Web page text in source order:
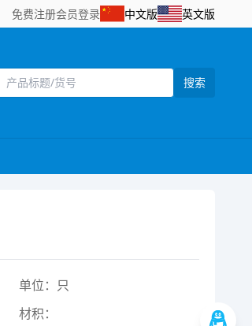
免费注册会员登录 中文版 英文版
搜索
单位：只
材积：